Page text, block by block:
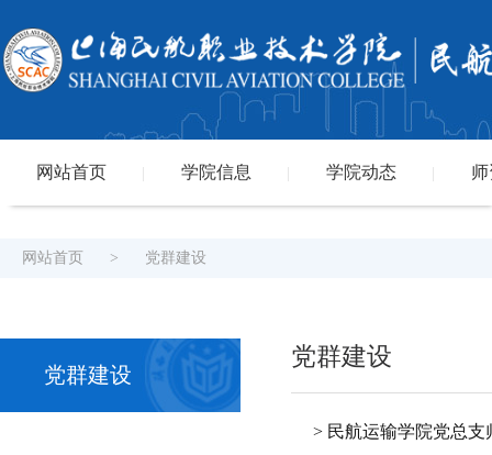
网站首页 学院信息 学院动态
网站首页 > 党群建设
党群建设
党群建设
> 民航运输学院党总